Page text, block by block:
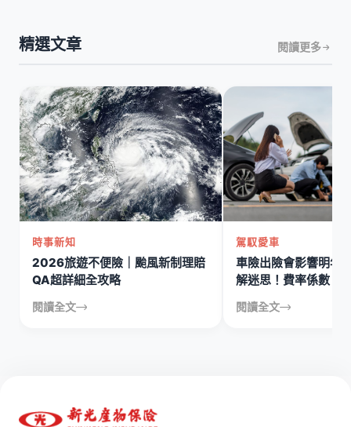
精選文章 閱讀更多
時事新知
2026旅遊不便險｜颱風新制理賠
QA超詳細全攻略
閱讀全文
駕馭愛車
車險出險會影響明年
解迷思！費率係數、
說清楚
閱讀全文